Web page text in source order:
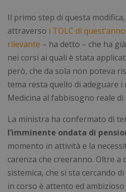
Il primo step di questa
attraverso i TOLC di quest’anno
rilevante – ha detto – che ha
nei corsi ai quali è stata
però, che da sola non poteva
tema resta quello di adeguare i
Medicina al fabbisogno reale di
La ministra ha confermato di
l’imminente ondata di
momento in attività e la
carenza che creeranno. Oltre a
sistemica, che si sta cercando
in corso è attento ed